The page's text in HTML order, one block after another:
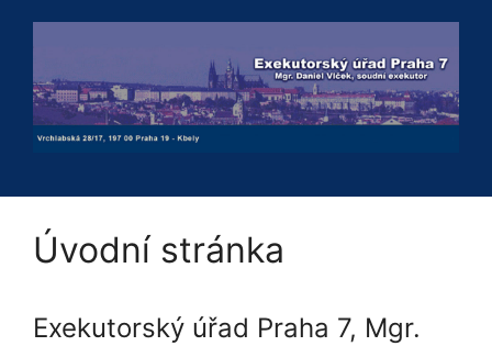
Úvodní stránka
Exekutorský úřad Praha 7, Mgr.